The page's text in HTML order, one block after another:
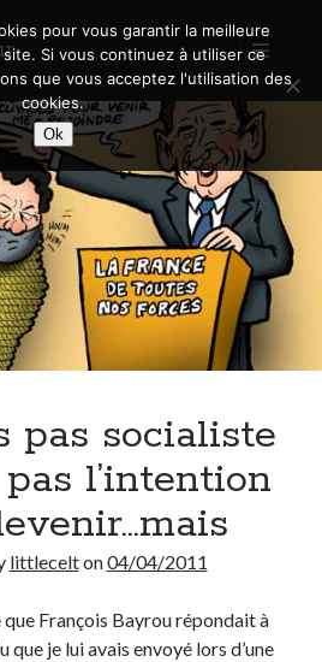
open
primary
menu
et Caluire, mon choix pour l’avenir
Ducher ?
le vélo à Caluire dans la Métropole de
vélo
vu quoi ? #52
pas socialiste
l’intention
littlecelton04/04/2011
que François Bayrou répondait à
que je lui avais envoyé lors d’une
pour vous garantir la meilleure
Si vous continuez à utiliser ce
que vous acceptez l'utilisation des
cookies.
Ok